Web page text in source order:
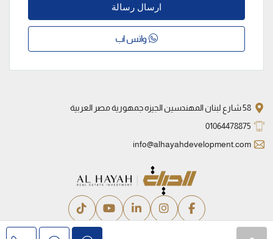
ارسال رسالة
واتس اب
58 شارع لبنان المهندسين الجيزه جمهورية مصر العربية
01064478875
info@alhayahdevelopment.com